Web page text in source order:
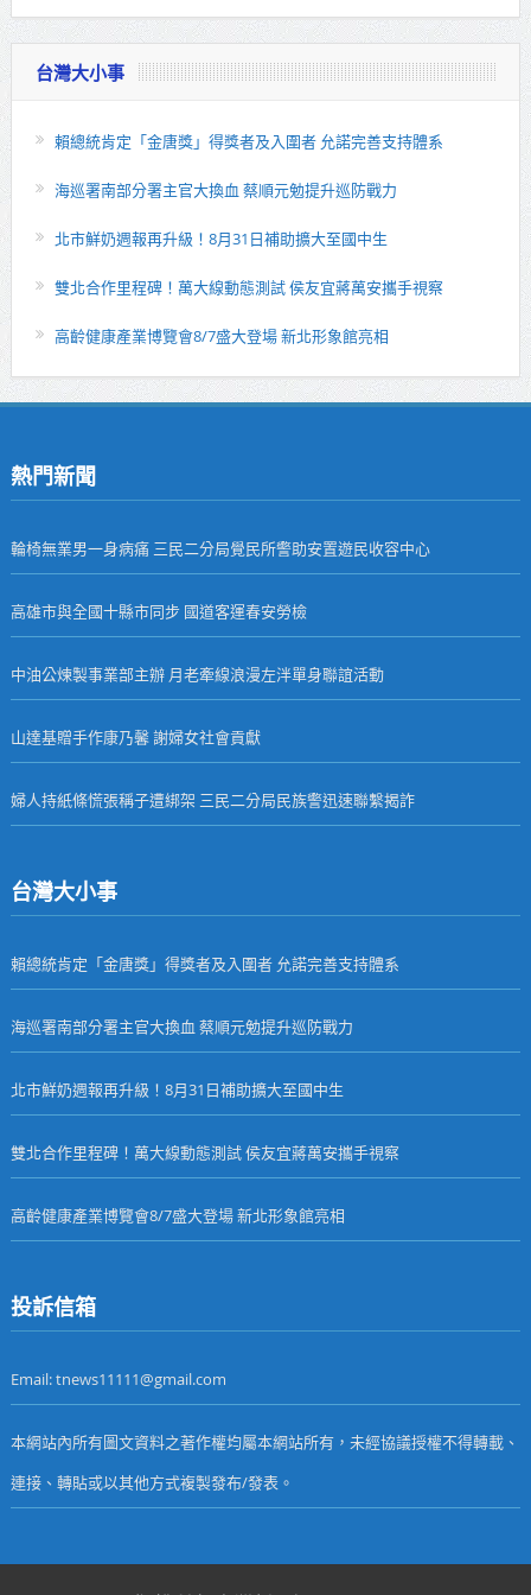
台灣大小事
賴總統肯定「金唐獎」得獎者及入圍者 允諾完善支持體系
海巡署南部分署主官大換血 蔡順元勉提升巡防戰力
北市鮮奶週報再升級！8月31日補助擴大至國中生
雙北合作里程碑！萬大線動態測試 侯友宜蔣萬安攜手視察
高齡健康產業博覽會8/7盛大登場 新北形象館亮相
熱門新聞
輪椅無業男一身病痛 三民二分局覺民所警助安置遊民收容中心
高雄市與全國十縣市同步 國道客運春安勞檢
中油公煉製事業部主辦 月老牽線浪漫左泮單身聯誼活動
山達基贈手作康乃馨 謝婦女社會貢獻
婦人持紙條慌張稱子遭綁架 三民二分局民族警迅速聯繫揭詐
台灣大小事
賴總統肯定「金唐獎」得獎者及入圍者 允諾完善支持體系
海巡署南部分署主官大換血 蔡順元勉提升巡防戰力
北市鮮奶週報再升級！8月31日補助擴大至國中生
雙北合作里程碑！萬大線動態測試 侯友宜蔣萬安攜手視察
高齡健康產業博覽會8/7盛大登場 新北形象館亮相
投訴信箱
Email: tnews11111@gmail.com
本網站內所有圖文資料之著作權均屬本網站所有，未經協議授權不得轉載、
連接、轉貼或以其他方式複製發布/發表。